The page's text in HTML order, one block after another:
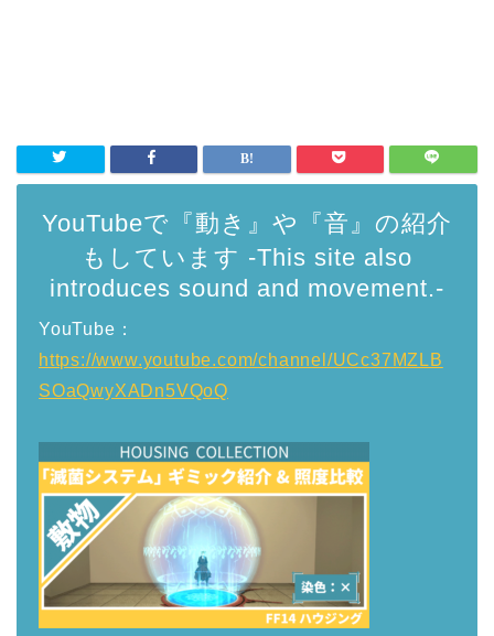
YouTubeで『動き』や『音』の紹介
もしています -This site also
introduces sound and movement.-
YouTube：
https://www.youtube.com/channel/UCc37MZLB
SOaQwyXADn5VQoQ